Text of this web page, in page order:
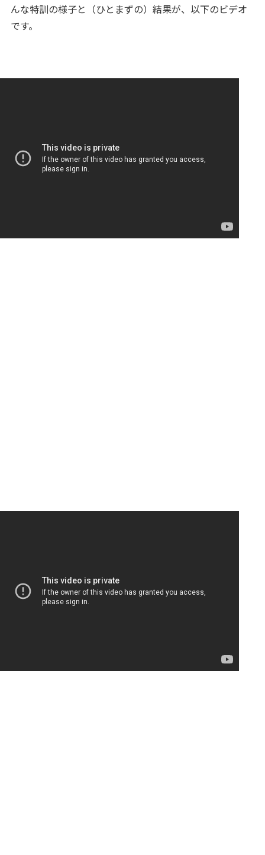
んな特訓の様子と（ひとまずの）結果が、以下のビデオ
です。